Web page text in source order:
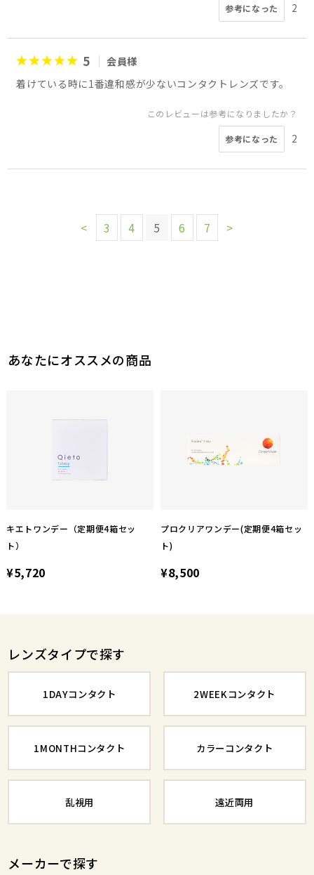
参考になった 2
5
会員様
着けている時に1番違和感が少ないコンタクトレンズです。
このレビューは参考になりましたか？
参考になった 2
< 3 4 5 6 7 >
あなたにオススメの商品
キエトワンデー（定期便4箱セッ
ト）
¥5,720
プロクリアワンデー(定期便4箱セッ
ト)
¥8,500
レンズタイプで探す
1DAYコンタクト 2WEEKコンタクト
1MONTHコンタクト カラーコンタクト
乱視用 遠近両用
メーカーで探す